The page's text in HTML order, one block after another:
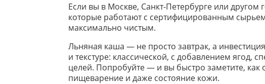
Если вы в Москве, Санкт-Петербурге или
которые работают с сертифицированным
максимально чистым.
Льняная каша — не просто завтрак, а
и текстуре: классической, с добавлением ягод,
целей. Попробуйте — и вы быстро заметите, как
пищеварение и даже состояние кожи.